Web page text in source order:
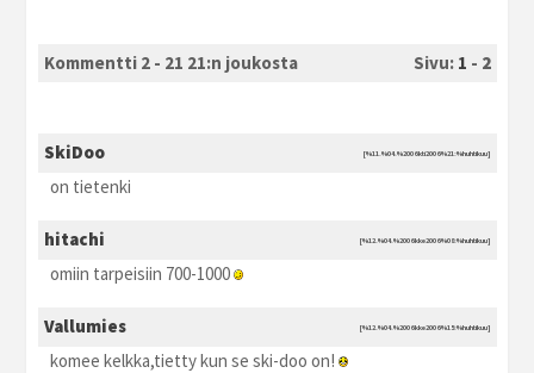
Kommentti 2 - 21 21:n joukosta Sivu: 1 - 2
SkiDoo [%11.%04.%2006 kti2006 %21:%huhtikuu]
on tietenki
hitachi [%12.%04.%2006 kke2006 %08:%huhtikuu]
omiin tarpeisiin 700-1000
Vallumies [%12.%04.%2006 kke2006 %15:%huhtikuu]
komee kelkka,tietty kun se ski-doo on!